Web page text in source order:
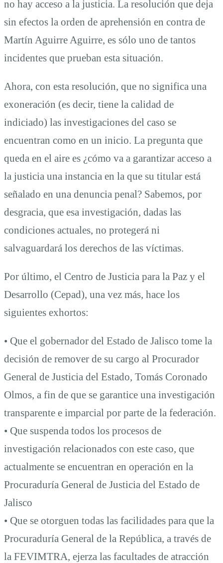
no hay acceso a la justicia. La resolución que deja
sin efectos la orden de aprehensión en contra de
Martín Aguirre Aguirre, es sólo uno de tantos
incidentes que prueban esta situación.
Ahora, con esta resolución, que no significa una
exoneración (es decir, tiene la calidad de
indiciado) las investigaciones del caso se
encuentran como en un inicio. La pregunta que
queda en el aire es ¿cómo va a garantizar acceso a
la justicia una instancia en la que su titular está
señalado en una denuncia penal? Sabemos, por
desgracia, que esa investigación, dadas las
condiciones actuales, no protegerá ni
salvaguardará los derechos de las víctimas.
Por último, el Centro de Justicia para la Paz y el
Desarrollo (Cepad), una vez más, hace los
siguientes exhortos:
• Que el gobernador del Estado de Jalisco tome la
decisión de remover de su cargo al Procurador
General de Justicia del Estado, Tomás Coronado
Olmos, a fin de que se garantice una investigación
transparente e imparcial por parte de la federación.
• Que suspenda todos los procesos de
investigación relacionados con este caso, que
actualmente se encuentran en operación en la
Procuraduría General de Justicia del Estado de
Jalisco
• Que se otorguen todas las facilidades para que la
Procuraduría General de la República, a través de
la FEVIMTRA, ejerza las facultades de atracción